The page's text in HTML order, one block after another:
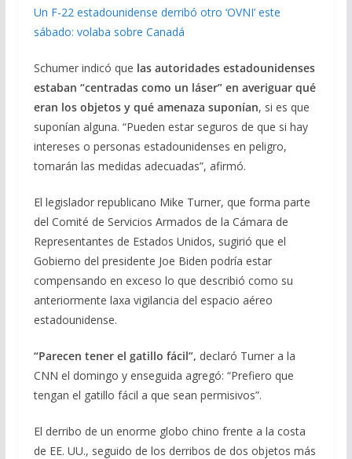
Un F-22 estadounidense derribó otro ‘OVNI’ este
sábado: volaba sobre Canadá
Schumer indicó que las autoridades estadounidenses
estaban “centradas como un láser” en averiguar qué
eran los objetos y qué amenaza suponían, si es que
suponían alguna. “Pueden estar seguros de que si hay
intereses o personas estadounidenses en peligro,
tomarán las medidas adecuadas”, afirmó.
El legislador republicano Mike Turner, que forma parte
del Comité de Servicios Armados de la Cámara de
Representantes de Estados Unidos, sugirió que el
Gobierno del presidente Joe Biden podría estar
compensando en exceso lo que describió como su
anteriormente laxa vigilancia del espacio aéreo
estadounidense.
“Parecen tener el gatillo fácil”, declaró Turner a la
CNN el domingo y enseguida agregó: “Prefiero que
tengan el gatillo fácil a que sean permisivos”.
El derribo de un enorme globo chino frente a la costa
de EE. UU., seguido de los derribos de dos objetos más